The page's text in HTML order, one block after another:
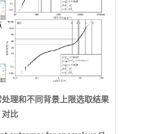
处理和不同背景上限选取结果
对比